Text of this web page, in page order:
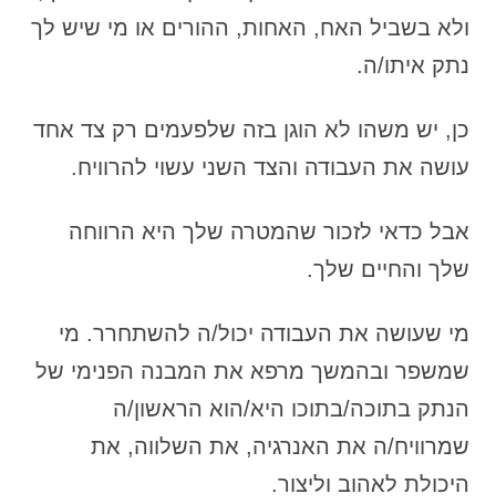
ולא בשביל האח, האחות, ההורים או מי שיש לך
נתק איתו/ה.
כן, יש משהו לא הוגן בזה שלפעמים רק צד אחד
עושה את העבודה והצד השני עשוי להרוויח.
אבל כדאי לזכור שהמטרה שלך היא הרווחה
שלך והחיים שלך.
מי שעושה את העבודה יכול/ה להשתחרר. מי
שמשפר ובהמשך מרפא את המבנה הפנימי של
הנתק בתוכה/בתוכו היא/הוא הראשון/ה
שמרוויח/ה את האנרגיה, את השלווה, את
היכולת לאהוב וליצור.